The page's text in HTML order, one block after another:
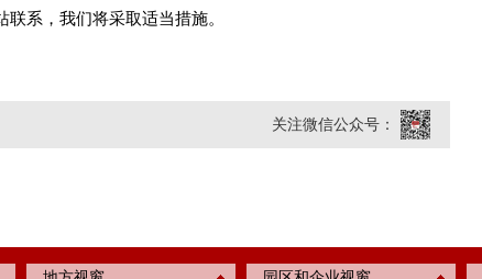
系，我们将采取适当措施。
关注微信公众号：